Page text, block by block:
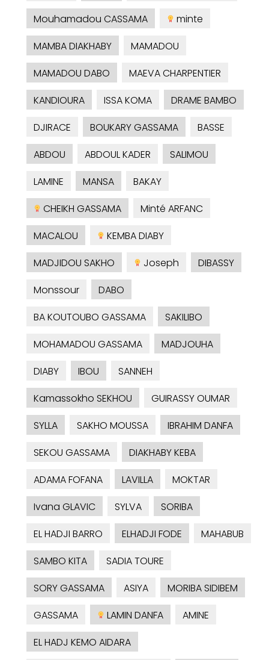
Mouhamadou CASSAMA
minte
MAMBA DIAKHABY
MAMADOU
MAMADOU DABO
MAEVA CHARPENTIER
KANDIOURA
ISSA KOMA
DRAME BAMBO
DJIRACE
BOUKARY GASSAMA
BASSE
ABDOU
ABDOUL KADER
SALIMOU
LAMINE
MANSA
BAKAY
CHEIKH GASSAMA
Minté ARFANC
MACALOU
KEMBA DIABY
MADJIDOU SAKHO
Joseph
DIBASSY
Monssour
DABO
BA KOUTOUBO GASSAMA
SAKILIBO
MOHAMADOU GASSAMA
MADJOUHA
DIABY
IBOU
SANNEH
Kamassokho SEKHOU
GUIRASSY OUMAR
SYLLA
SAKHO MOUSSA
IBRAHIM DANFA
SEKOU GASSAMA
DIAKHABY KEBA
ADAMA FOFANA
LAVILLA
MOKTAR
Ivana GLAVIC
SYLVA
SORIBA
EL HADJI BARRO
ELHADJI FODE
MAHABUB
SAMBO KITA
SADIA TOURE
SORY GASSAMA
ASIYA
MORIBA SIDIBEM
GASSAMA
LAMIN DANFA
AMINE
EL HADJ KEMO AIDARA